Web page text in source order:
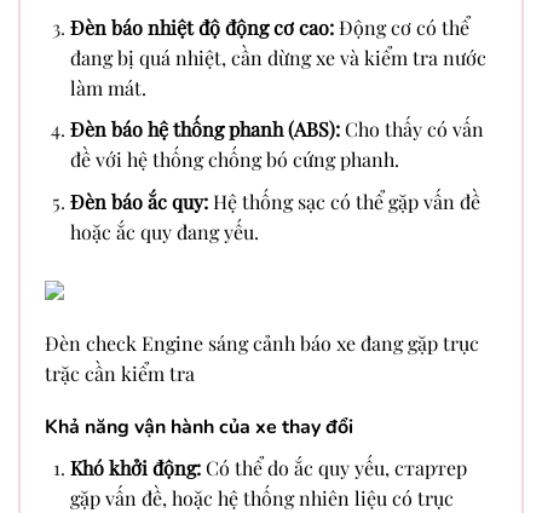
Đèn báo nhiệt độ động cơ cao:Động cơ có thể
đang bị quá nhiệt, cần dừng xe và kiểm tra nước
làm mát.
Đèn báo hệ thống phanh (ABS):Cho thấy có vấn
đề với hệ thống chống bó cứng phanh.
Đèn báo ắc quy:Hệ thống sạc có thể gặp vấn đề
hoặc ắc quy đang yếu.
Đèn check Engine sáng cảnh báo xe đang gặp trục
trặc cần kiểm tra
Khả năng vận hành của xe thay đổi
Khó khởi động:Có thể do ắc quy yếu, стартер
gặp vấn đề, hoặc hệ thống nhiên liệu có trục